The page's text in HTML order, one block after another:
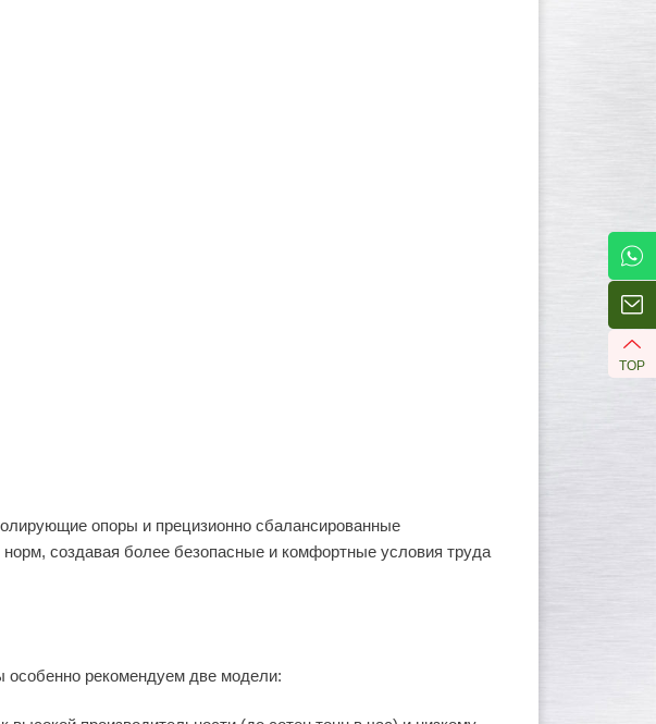
опоры и прецизионно сбалансированные
создавая более безопасные и комфортные условия труда
особенно рекомендуем две модели:
TOP